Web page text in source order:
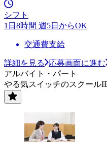
シフト
1日8時間 週5日からOK
交通費支給
詳細を見る
応募画面に進む
アルバイト・パート
やる気スイッチのスクール